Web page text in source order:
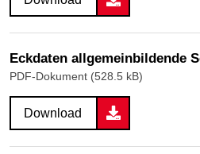
Eckdaten allgemeinbildende
PDF-Dokument (528.5 kB)
Download